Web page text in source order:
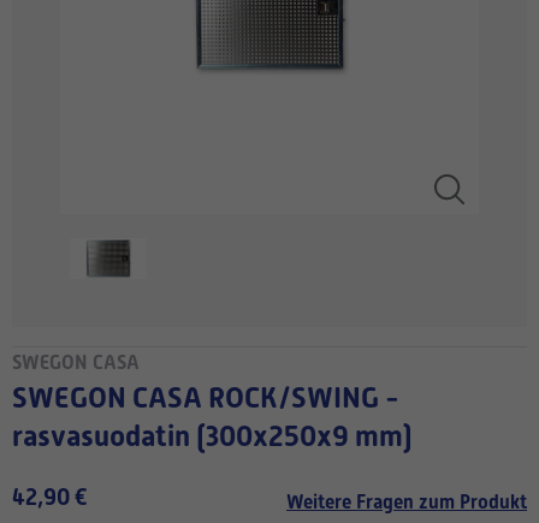
SWEGON CASA
SWEGON CASA ROCK/SWING -
rasvasuodatin (300x250x9 mm)
42,90 € Weitere Fragen zum Produkt